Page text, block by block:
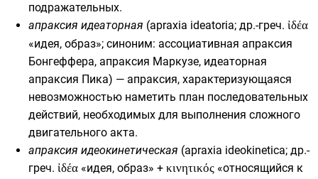
подражательных.
апраксия идеаторная (apraxia ideatoria; др.-греч. ἰδέα
«идея, образ»; синоним: ассоциативная апраксия
Бонгеффера, апраксия Маркузе, идеаторная
апраксия Пика) — апраксия, характеризующаяся
невозможностью наметить план последовательных
действий, необходимых для выполнения сложного
двигательного акта.
апраксия идеокинетическая (apraxia ideokinetica; др.-
греч. ἰδέα «идея, образ» + κινητικός «относящийся к